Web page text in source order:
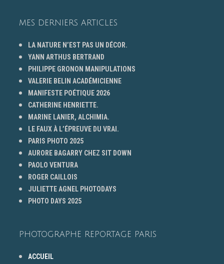
MES DERNIERS ARTICLES
LA NATURE N’EST PAS UN DÉCOR.
YANN ARTHUS BERTRAND
PHILIPPE GRONON MANIPULATIONS
VALERIE BELIN ACADÉMICIENNE
MANIFESTE POÉTIQUE 2026
CATHERINE HENRIETTE.
MARINE LANIER, ALCHIMIA.
LE FAUX À L’ÉPREUVE DU VRAI.
PARIS PHOTO 2025
AURORE BAGARRY CHEZ SIT DOWN
PAOLO VENTURA
ROGER CAILLOIS
JULIETTE AGNEL PHOTODAYS
PHOTO DAYS 2025
PHOTOGRAPHE REPORTAGE PARIS
ACCUEIL